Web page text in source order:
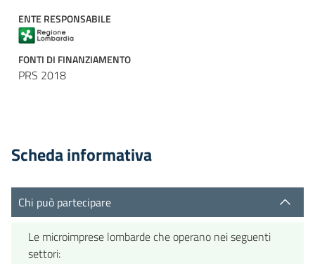
ENTE RESPONSABILE
FONTI DI FINANZIAMENTO
PRS 2018
Scheda informativa
Chi può partecipare
Le microimprese lombarde che operano nei seguenti
settori: